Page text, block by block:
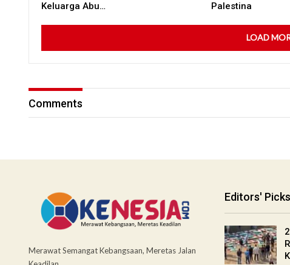
Keluarga Abu…
Palestina
LOAD
Comments
Merawat Semangat Kebangsaan, Meretas Jalan
Editors' Picks